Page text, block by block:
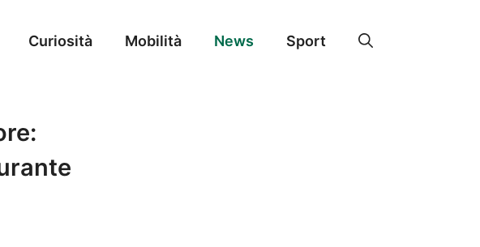
Curiosità Mobilità News Sport